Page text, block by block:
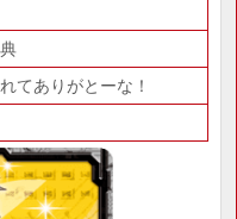
てありがとーな！